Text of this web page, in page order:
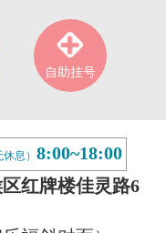
自助挂号
息） 8:00~18:00
红牌楼佳灵路6